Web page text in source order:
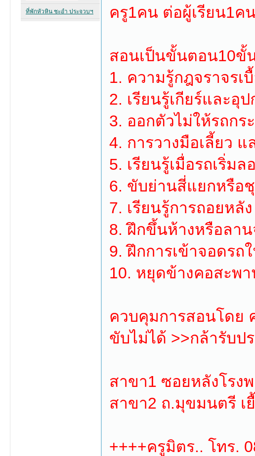
ครู1คน ต่อผู้เรียน1คน
สอนเป็นขั้นตอน10ขั้
1. ความรู้กฎจราจรเ
2. เรียนรู้เกียร์และอุ
3. ออกตัวไม่ให้รถกร
4. การวางมือเลี้ยว แ
5. เรียนรู้เมื่อรถเริ่ม
6. ขับย่านสี่แยกหรือ
7. เรียนรู้การถอยหลัง
8. ฝึกขึ้นห้างหรือลา
9. ฝึกการเข้าจอดรถ
10. หยุดข้างคอสะพ
ควบคุมการสอนโดย
ขับไม่ได้ >>กล้ารับป
สาขา1 ซอยหลังโรง
สาขา2 ถ.มุขมนตรี เ
++++ครูมิตร.. โทร.